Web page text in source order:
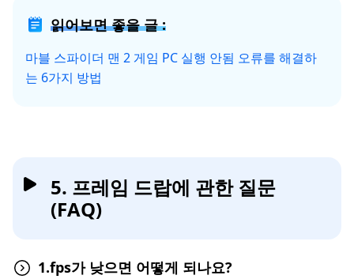
읽어보면 좋을 글 :
마블 스파이더 맨 2 게임 PC 실행 안됨 오류를 해결하
는 6가지 방법
5. 프레임 드랍에 관한 질문
(FAQ)
1.fps가 낮으면 어떻게 되나요?